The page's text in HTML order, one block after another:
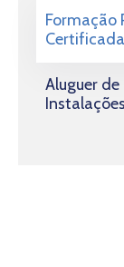
Formação
Certificada
Aluguer
Instalações